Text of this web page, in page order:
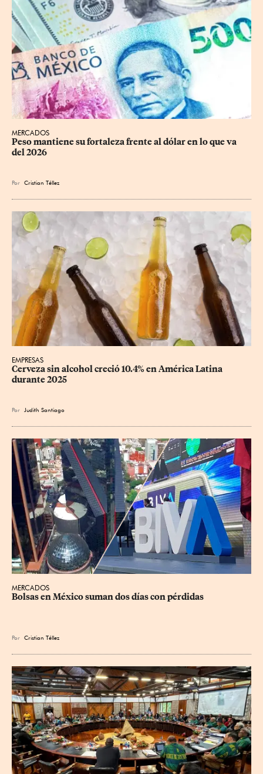
MERCADOS
Peso mantiene su fortaleza frente al dólar en lo que va
del 2026
Por Cristian Téllez
EMPRESAS
Cerveza sin alcohol creció 10.4% en América Latina
durante 2025
Por Judith Santiago
MERCADOS
Bolsas en México suman dos días con pérdidas
Por Cristian Téllez